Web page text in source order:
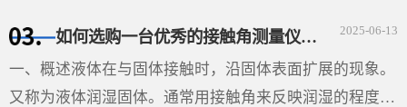
350SE），并根据高温科研需求特别定制了高温平台。该
设备的···
2025-06-13
如何选购一台优秀的接触角测量仪-铄瑞科技教您选型
一、概述液体在与固体接触时，沿固体表面扩展的现象。
又称为液体润湿固体。通常用接触角来反映润湿的程度。